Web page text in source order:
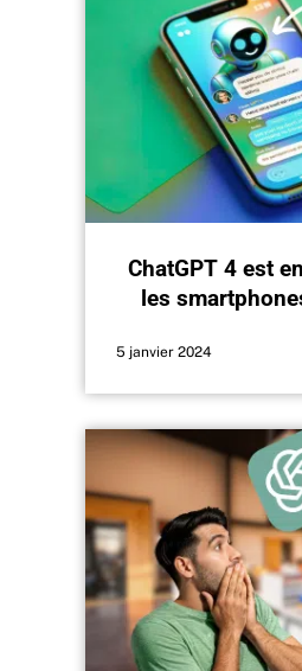
ChatGPT 4 est
les
5 janvier 2024